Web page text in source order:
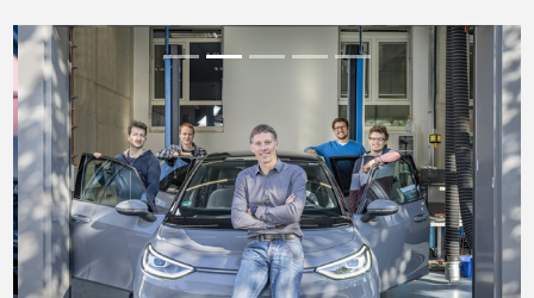
Previous Next